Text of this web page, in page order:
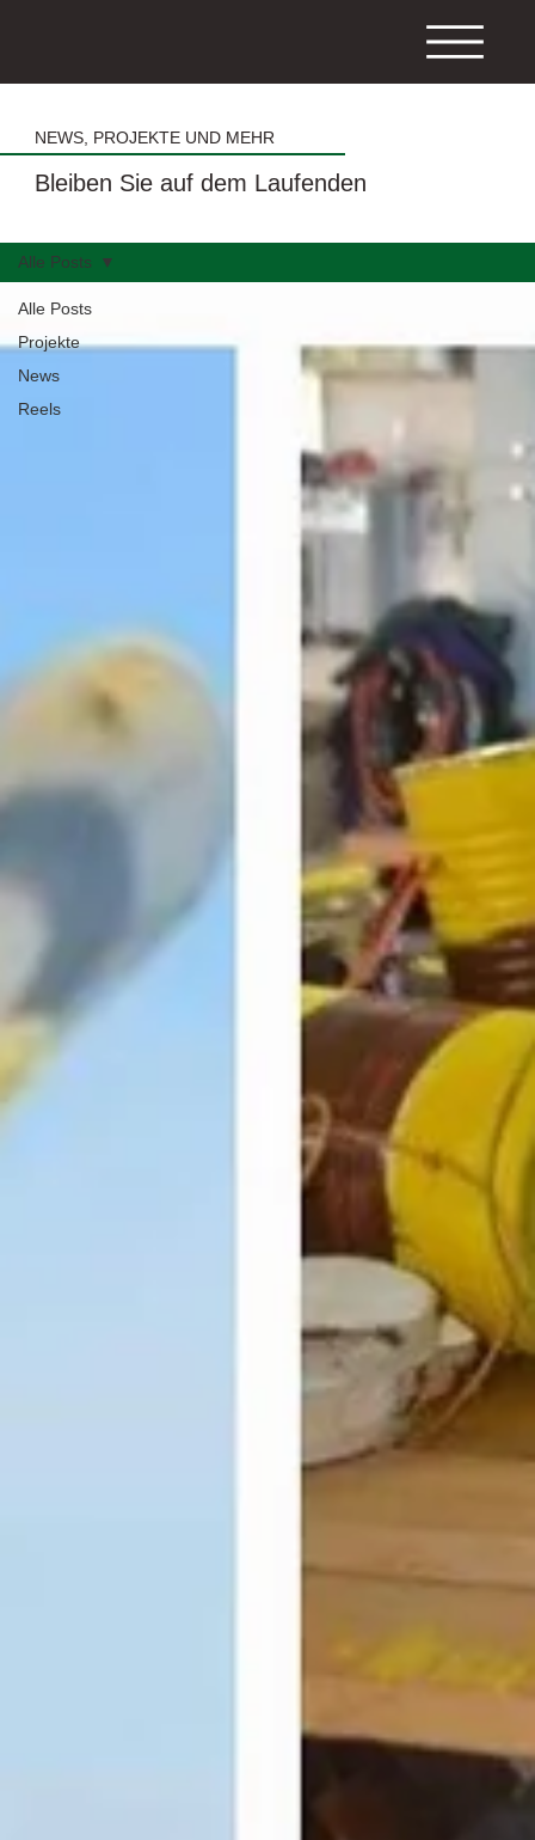
NEWS, PROJEKTE UND MEHR
Bleiben Sie auf dem Laufenden
Alle Posts
Projekte
News
Reels
Alle Posts